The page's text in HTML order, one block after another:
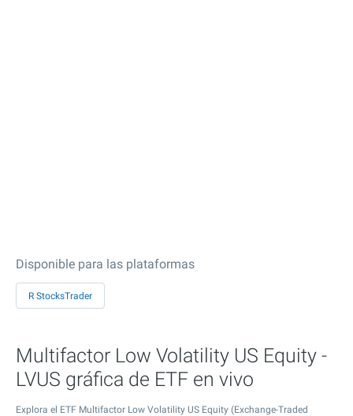
Disponible para las plataformas
R StocksTrader
Multifactor Low Volatility US Equity -
LVUS gráfica de ETF en vivo
Explora el ETF Multifactor Low Volatility US Equity (Exchange-Traded